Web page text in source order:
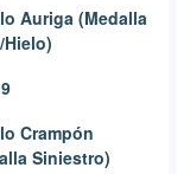
Auriga (Medalla
Hielo)
Crampón
Siniestro)